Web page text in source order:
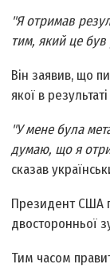
"Я отримав
тим, який це був
Він заявив, що
якої в
"У мене була
думаю, що я
сказав
Президент США
двосторонньої
Тим часом